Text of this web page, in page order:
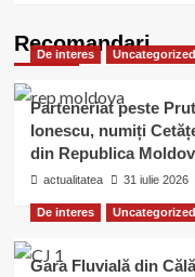
Recomandari
De interes Uncategorized
Parteneriat peste
Ionescu, numiți
din Republica
actualitatea 31 iulie 2026
De interes Uncategorized
Gara Fluvială din